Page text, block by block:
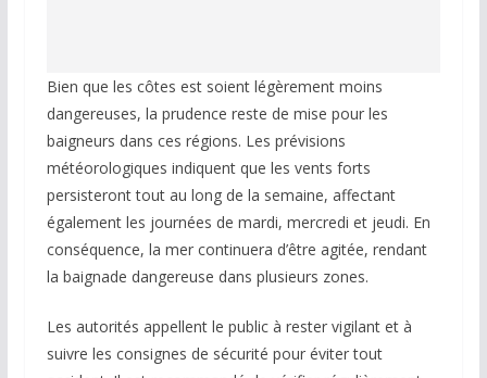
Bien que les côtes est soient légèrement moins
dangereuses, la prudence reste de mise pour les
baigneurs dans ces régions. Les prévisions
météorologiques indiquent que les vents forts
persisteront tout au long de la semaine, affectant
également les journées de mardi, mercredi et jeudi. En
conséquence, la mer continuera d’être agitée, rendant
la baignade dangereuse dans plusieurs zones.
Les autorités appellent le public à rester vigilant et à
suivre les consignes de sécurité pour éviter tout